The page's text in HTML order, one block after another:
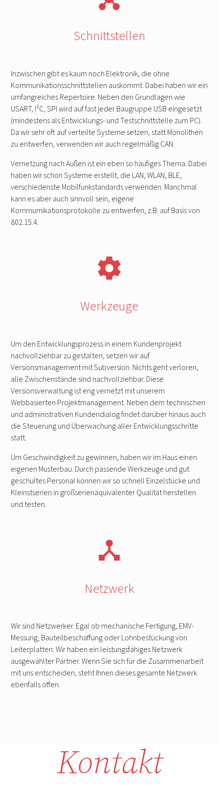
Schnittstellen
Inzwischen gibt es kaum noch Elektronik, die ohne
Kommunikationsschnittstellen auskommt. Dabei haben wir ein
umfangreiches Repertoire. Neben den Grundlagen wie
USART, I²C, SPI wird auf fast jeder Baugruppe USB eingesetzt
(mindestens als Entwicklungs- und Testschnittstelle zum PC).
Da wir sehr oft auf verteilte Systeme setzen, statt Monolithen
zu entwerfen, verwenden wir auch regelmäßig CAN.
Vernetzung nach Außen ist ein eben so häufiges Thema. Dabei
haben wir schon Systeme erstellt, die LAN, WLAN, BLE,
verschiedenste Mobilfunkstandards verwenden. Manchmal
kann es aber auch sinnvoll sein, eigene
Kommumikationsprotokolle zu entwerfen, z.B. auf Basis von
802.15.4.
settings
Werkzeuge
Um den Entwicklungsprozess in einem Kundenprojekt
nachvollziehbar zu gestalten, setzen wir auf
Versionsmanagement mit Subversion. Nichts geht verloren,
alle Zwischenstände sind nachvollziehbar. Diese
Versionsverwaltung ist eng vernetzt mit unserem
Webbasierten Projektmanagement. Neben dem technischen
und administrativen Kundendialog findet darüber hinaus auch
die Steuerung und Überwachung aller Entwicklungsschritte
statt.
Um Geschwindigkeit zu gewinnen, haben wir im Haus einen
eigenen Musterbau. Durch passende Werkzeuge und gut
geschultes Personal können wir so schnell Einzelstücke und
Kleinstserien in großserienäquivalenter Qualität herstellen
und testen.
device_hub
Netzwerk
Wir sind Netzwerker. Egal ob mechanische Fertigung, EMV-
Messung, Bauteilbeschaffung oder Lohnbestückung von
Leiterplatten: Wir haben ein leistungsfähiges Netzwerk
ausgewählter Partner. Wenn Sie sich für die Zusammenarbeit
mit uns entscheiden, steht Ihnen dieses gesamte Netzwerk
ebenfalls offen.
Kontakt